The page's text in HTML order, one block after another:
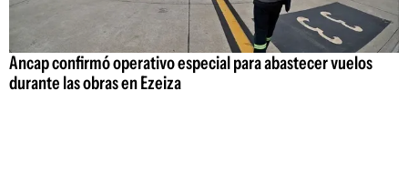
Ancap confirmó operativo especial para abastecer vuelos
durante las obras en Ezeiza